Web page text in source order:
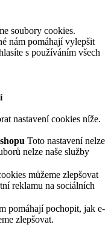
soubory cookies.
nám pomáhají vylepšit
s používáním všech
nastavení cookies níže.
Toto nastavení nelze
nelze naše služby
můžeme zlepšovat
reklamu na sociálních
pomáhají pochopit, jak e-
zlepšovat.